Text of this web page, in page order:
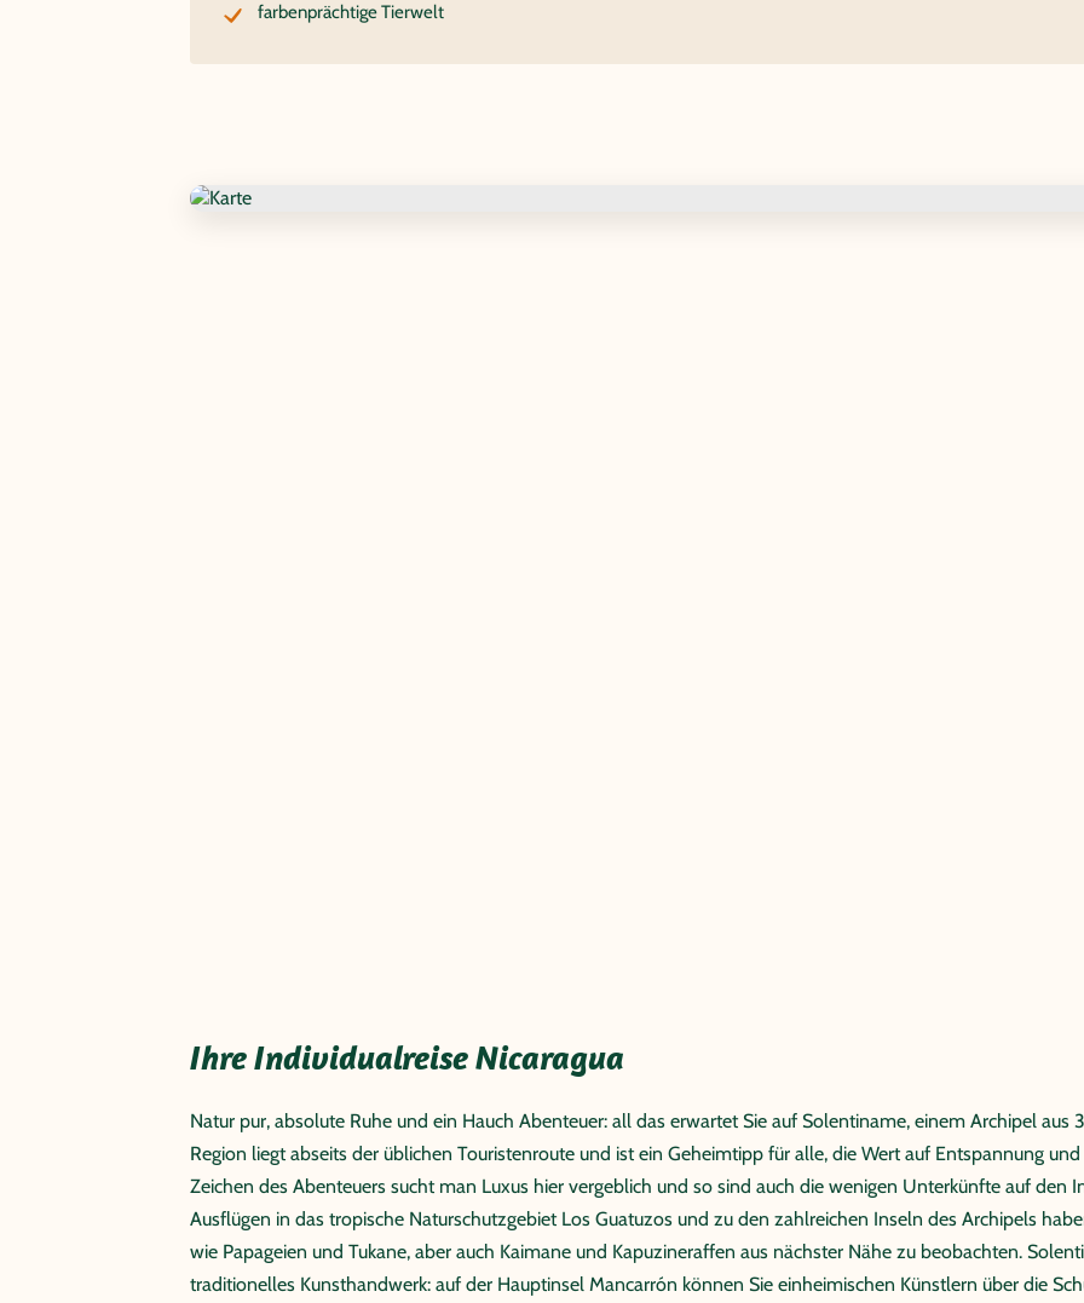
farbenprächtige Tierwelt
Ihre Individualreise Nicaragua
Natur pur, absolute Ruhe und ein Hauch Abenteuer: all das erwartet Sie auf Solentiname, einem Archipel aus
Region liegt abseits der üblichen Touristenroute und ist ein Geheimtipp für alle, die Wert auf Entspannung
Zeichen des Abenteuers sucht man Luxus hier vergeblich und so sind auch die wenigen Unterkünfte auf den
Ausflügen in das tropische Naturschutzgebiet Los Guatuzos und zu den zahlreichen Inseln des Archipels
wie Papageien und Tukane, aber auch Kaimane und Kapuzineraffen aus nächster Nähe zu beobachten.
traditionelles Kunsthandwerk: auf der Hauptinsel Mancarrón können Sie einheimischen Künstlern über die